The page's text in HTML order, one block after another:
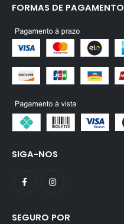
FORMAS DE PAGAMENTO
SIGA-NOS
SEGURO POR